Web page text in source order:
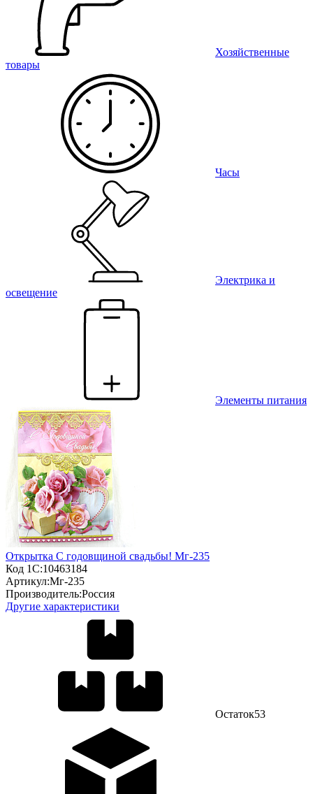
Хозяйственные
товары
Часы
Электрика и
освещение
Элементы питания
Открытка С годовщиной свадьбы! Мг-235
Код 1С:10463184
Артикул:Мг-235
Производитель:Россия
Другие характеристики
Остаток53